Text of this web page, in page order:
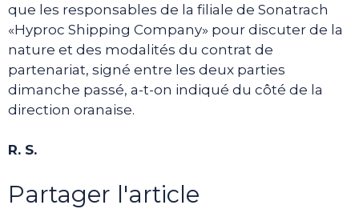
que les responsables de la filiale de Sonatrach
«Hyproc Shipping Company» pour discuter de la
nature et des modalités du contrat de
partenariat, signé entre les deux parties
dimanche passé, a-t-on indiqué du côté de la
direction oranaise.
R. S.
Partager l'article